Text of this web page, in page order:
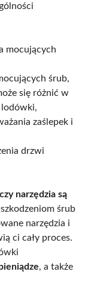
mocujących
śrub,
się różnić w
lodówki,
zaślepek i
drzwi
narzędzia są
śrub
narzędzia i
ci cały proces.
, a także